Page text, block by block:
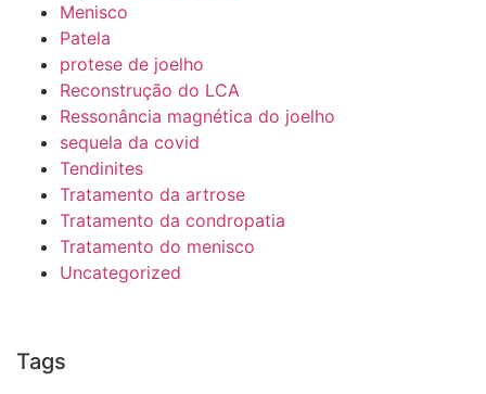
Menisco
Patela
protese de joelho
Reconstrução do LCA
Ressonância magnética do joelho
sequela da covid
Tendinites
Tratamento da artrose
Tratamento da condropatia
Tratamento do menisco
Uncategorized
Tags